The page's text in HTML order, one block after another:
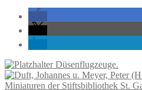
Düsenflugzeuge.